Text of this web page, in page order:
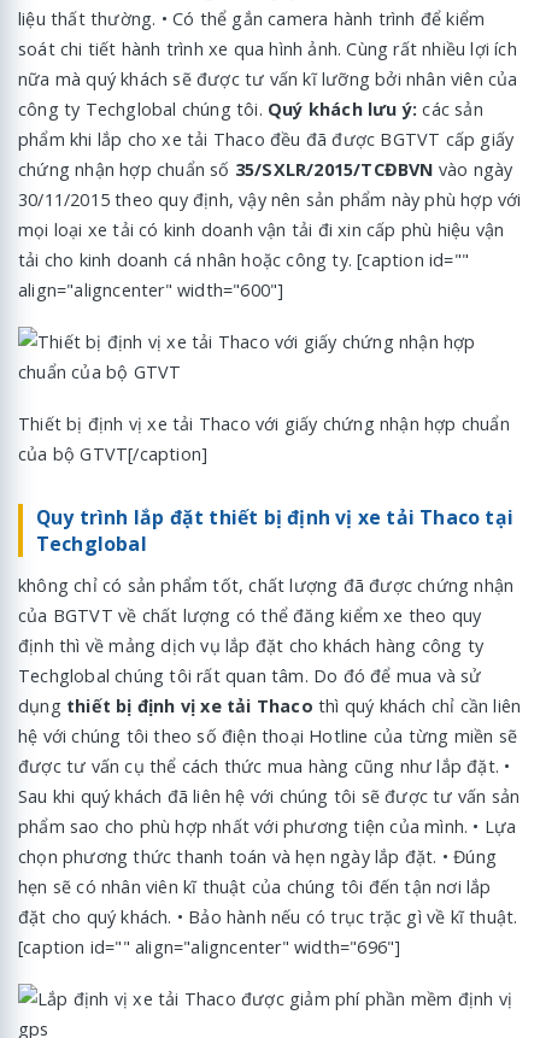
liệu thất thường. • Có thể gắn camera hành trình để kiểm
soát chi tiết hành trình xe qua hình ảnh. Cùng rất nhiều lợi ích
nữa mà quý khách sẽ được tư vấn kĩ lưỡng bởi nhân viên của
công ty Techglobal chúng tôi. Quý khách lưu ý: các sản
phẩm khi lắp cho xe tải Thaco đều đã được BGTVT cấp giấy
chứng nhận hợp chuẩn số 35/SXLR/2015/TCĐBVN vào ngày
30/11/2015 theo quy định, vậy nên sản phẩm này phù hợp với
mọi loại xe tải có kinh doanh vận tải đi xin cấp phù hiệu vận
tải cho kinh doanh cá nhân hoặc công ty. [caption id=""
align="aligncenter" width="600"]
Thiết bị định vị xe tải Thaco với giấy chứng nhận hợp chuẩn
của bộ GTVT[/caption]
Quy trình lắp đặt thiết bị định vị xe tải Thaco tại
Techglobal
không chỉ có sản phẩm tốt, chất lượng đã được chứng nhận
của BGTVT về chất lượng có thể đăng kiểm xe theo quy
định thì về mảng dịch vụ lắp đặt cho khách hàng công ty
Techglobal chúng tôi rất quan tâm. Do đó để mua và sử
dụng thiết bị định vị xe tải Thaco thì quý khách chỉ cần liên
hệ với chúng tôi theo số điện thoại Hotline của từng miền sẽ
được tư vấn cụ thể cách thức mua hàng cũng như lắp đặt. •
Sau khi quý khách đã liên hệ với chúng tôi sẽ được tư vấn sản
phẩm sao cho phù hợp nhất với phương tiện của mình. • Lựa
chọn phương thức thanh toán và hẹn ngày lắp đặt. • Đúng
hẹn sẽ có nhân viên kĩ thuật của chúng tôi đến tận nơi lắp
đặt cho quý khách. • Bảo hành nếu có trục trặc gì về kĩ thuật.
[caption id="" align="aligncenter" width="696"]